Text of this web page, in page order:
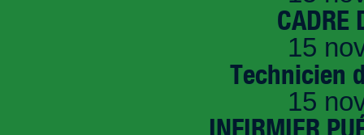
CADRE
15
Technicien
15
INFIRMIER